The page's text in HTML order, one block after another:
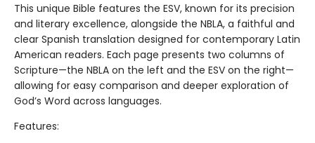
This unique Bible features the ESV, known for its precision
and literary excellence, alongside the NBLA, a faithful and
clear Spanish translation designed for contemporary Latin
American readers. Each page presents two columns of
Scripture—the NBLA on the left and the ESV on the right—
allowing for easy comparison and deeper exploration of
God’s Word across languages.
Features: